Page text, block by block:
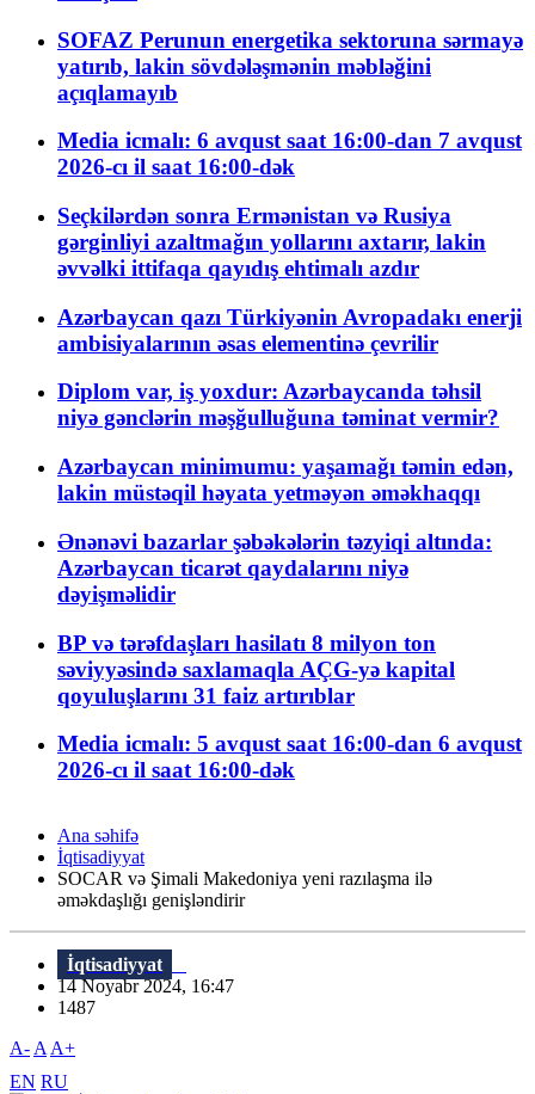
SOFAZ Perunun energetika sektoruna sərmayə
yatırıb, lakin sövdələşmənin məbləğini
açıqlamayıb
Media icmalı: 6 avqust saat 16:00-dan 7 avqust
2026-cı il saat 16:00-dək
Seçkilərdən sonra Ermənistan və Rusiya
gərginliyi azaltmağın yollarını axtarır, lakin
əvvəlki ittifaqa qayıdış ehtimalı azdır
Azərbaycan qazı Türkiyənin Avropadakı enerji
ambisiyalarının əsas elementinə çevrilir
Diplom var, iş yoxdur: Azərbaycanda təhsil
niyə gənclərin məşğulluğuna təminat vermir?
Azərbaycan minimumu: yaşamağı təmin edən,
lakin müstəqil həyata yetməyən əməkhaqqı
Ənənəvi bazarlar şəbəkələrin təzyiqi altında:
Azərbaycan ticarət qaydalarını niyə
dəyişməlidir
BP və tərəfdaşları hasilatı 8 milyon ton
səviyyəsində saxlamaqla AÇG-yə kapital
qoyuluşlarını 31 faiz artırıblar
Media icmalı: 5 avqust saat 16:00-dan 6 avqust
2026-cı il saat 16:00-dək
Ana səhifə
İqtisadiyyat
SOCAR və Şimali Makedoniya yeni razılaşma ilə
əməkdaşlığı genişləndirir
İqtisadiyyat
14 Noyabr 2024, 16:47
1487
A- A A+
EN RU